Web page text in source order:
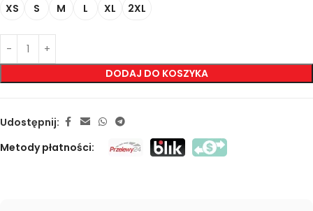
XS S M L XL 2XL
DODAJ DO KOSZYKA
Udostępnij:
Metody płatności: